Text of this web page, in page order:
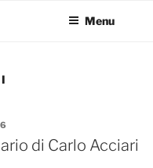
Menu
di Carlo Acciari